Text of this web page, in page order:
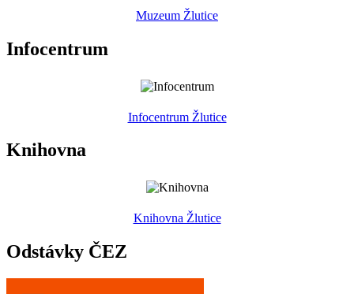
Muzeum Žlutice
Infocentrum
Infocentrum Žlutice
Knihovna
Knihovna Žlutice
Odstávky ČEZ